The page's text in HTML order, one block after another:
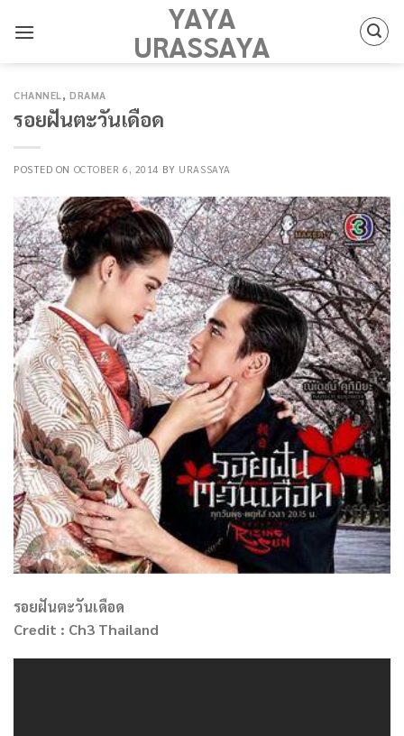
YAYA
URASSAYA
CHANNEL,DRAMA
รอยฝันตะวันเดือด
POSTED ON OCTOBER 6, 2014 BY URASSAYA
รอยฝันตะวันเดือด
Credit : Ch3 Thailand